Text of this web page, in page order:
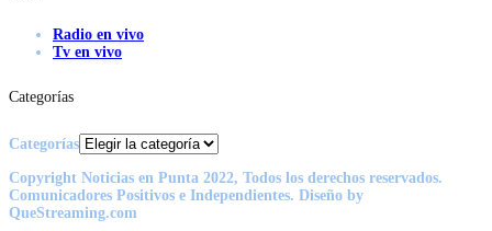
Radio en vivo
Tv en vivo
Categorías
Categorías
Copyright Noticias en Punta 2022, Todos los derechos reservados.
Comunicadores Positivos e Independientes. Diseño by
QueStreaming.com